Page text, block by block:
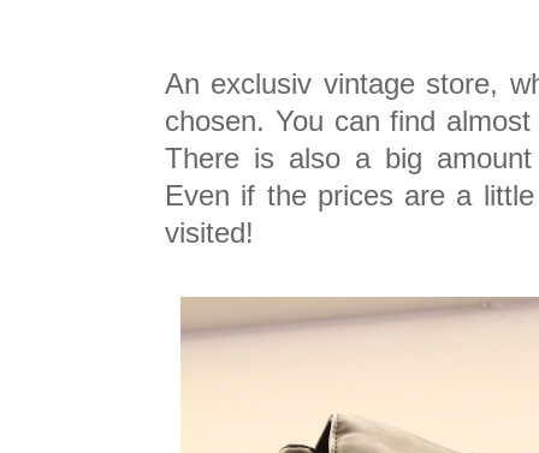
An exclusiv vintage store,
chosen. You can find
There is also a big
Even if the prices are a
visited!